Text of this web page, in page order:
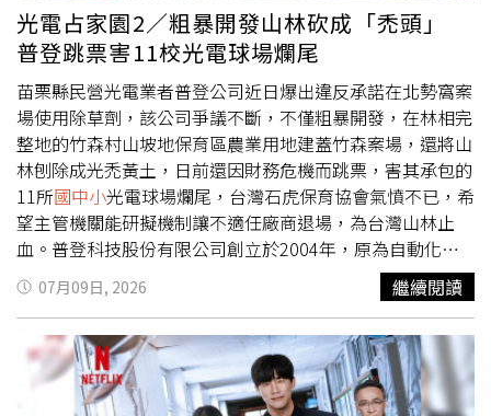
光電占家園2／粗暴開發山林砍成「禿頭」
普登跳票害11校光電球場爛尾
苗栗縣民營光電業者普登公司近日爆出違反承諾在北勢窩案
場使用除草劑，該公司爭議不斷，不僅粗暴開發，在林相完
整地的竹森村山坡地保育區農業用地建蓋竹森案場，還將山
林刨除成光禿黃土，日前還因財務危機而跳票，害其承包的
11所國中小光電球場爛尾，台灣石虎保育協會氣憤不已，希
望主管機關能研擬機制讓不適任廠商退場，為台灣山林止
血。普登科技股份有限公司創立於2004年，原為自動化元
件代理商起家，2006年進入太陽能領域，在政府大力推廣
綠電後更是如魚得水，2019年12月正式併網啟用北勢窩案
場，2020年又於銅鑼鄉竹森村看上7.8公頃山坡農地申請開
發光電，苗栗縣府2022年1月中央和保育團體的反對聲中通
過此案，業者賺得盆滿缽滿，大自然卻成為無聲的犧牲品。
據了解，農委會在2020年7月為遏止農地光電開發亂象，規
07月09日, 2026 繼續閱讀